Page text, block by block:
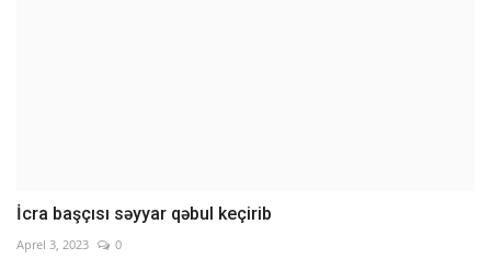
İcra başçısı səyyar qəbul keçirib
Aprel 3, 2023 0